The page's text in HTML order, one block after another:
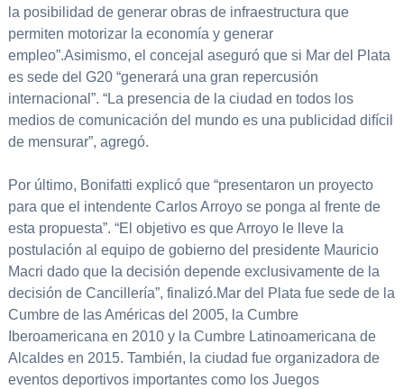
la posibilidad de generar obras de infraestructura que
permiten motorizar la economía y generar
empleo”.Asimismo, el concejal aseguró que si Mar del Plata
es sede del G20 “generará una gran repercusión
internacional”. “La presencia de la ciudad en todos los
medios de comunicación del mundo es una publicidad difícil
de mensurar”, agregó.
Por último, Bonifatti explicó que “presentaron un proyecto
para que el intendente Carlos Arroyo se ponga al frente de
esta propuesta”. “El objetivo es que Arroyo le lleve la
postulación al equipo de gobierno del presidente Mauricio
Macri dado que la decisión depende exclusivamente de la
decisión de Cancillería”, finalizó.Mar del Plata fue sede de la
Cumbre de las Américas del 2005, la Cumbre
Iberoamericana en 2010 y la Cumbre Latinoamericana de
Alcaldes en 2015. También, la ciudad fue organizadora de
eventos deportivos importantes como los Juegos